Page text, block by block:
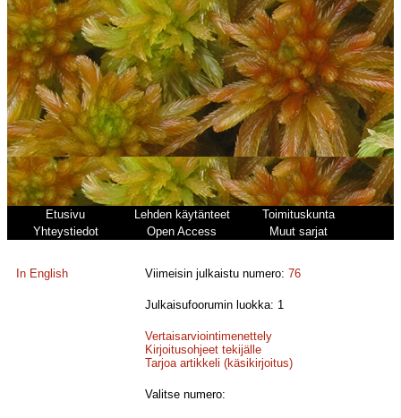
Etusivu Lehden käytänteet
Toimituskunta
Yhteystiedot
Open Access Muut sarjat
In English Viimeisin julkaistu numero:76
Julkaisufoorumin luokka: 1
Vertaisarviointimenettely
Kirjoitusohjeet tekijälle
Tarjoa artikkeli (käsikirjoitus)
Valitse numero: